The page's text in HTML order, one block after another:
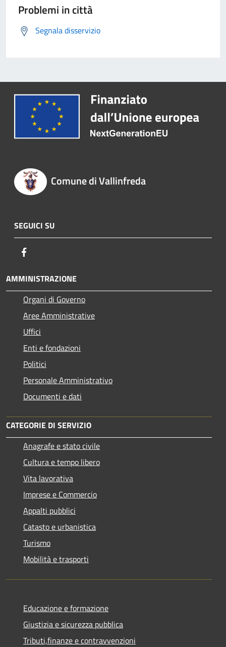
Problemi in città
Segnala disservizio
Comune di Vallinfreda
SEGUICI SU
AMMINISTRAZIONE
Organi di Governo
Aree Amministrative
Uffici
Enti e fondazioni
Politici
Personale Amministrativo
Documenti e dati
CATEGORIE DI SERVIZIO
Anagrafe e stato civile
Cultura e tempo libero
Vita lavorativa
Imprese e Commercio
Appalti pubblici
Catasto e urbanistica
Turismo
Mobilità e trasporti
Educazione e formazione
Giustizia e sicurezza pubblica
Tributi,finanze e contravvenzioni